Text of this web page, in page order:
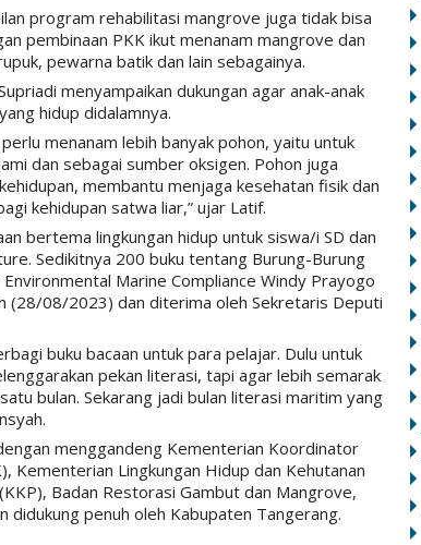
program rehabilitasi mangrove juga tidak bisa
pembinaan PKK ikut menanam mangrove dan
pewarna batik dan lain sebagainya.
menyampaikan dukungan agar anak-anak
hidup didalamnya.
menanam lebih banyak pohon, yaitu untuk
dan sebagai sumber oksigen. Pohon juga
membantu menjaga kesehatan fisik dan
kehidupan satwa liar,” ujar Latif.
bertema lingkungan hidup untuk siswa/i SD dan
Sedikitnya 200 buku tentang Burung-Burung
Marine Compliance Windy Prayogo
(28/08/2023) dan diterima oleh Sekretaris Deputi
buku bacaan untuk para pelajar. Dulu untuk
pekan literasi, tapi agar lebih semarak
bulan. Sekarang jadi bulan literasi maritim yang
menggandeng Kementerian Koordinator
Kementerian Lingkungan Hidup dan Kehutanan
Badan Restorasi Gambut dan Mangrove,
didukung penuh oleh Kabupaten Tangerang.